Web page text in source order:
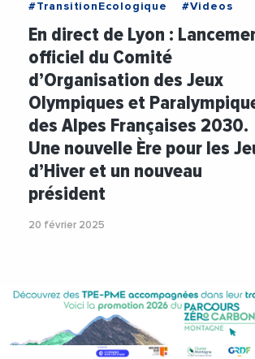
#TransitionEcologique
#Videos
En direct de Lyon :
officiel du Comité
d’Organisation des Jeux
Olympiques et
des Alpes Françaises 2030.
Une nouvelle Ère pour les
d’Hiver et un nouveau
président
20 février 2025